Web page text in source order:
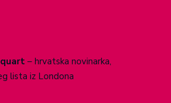
– hrvatska novinarka,
lista iz Londona